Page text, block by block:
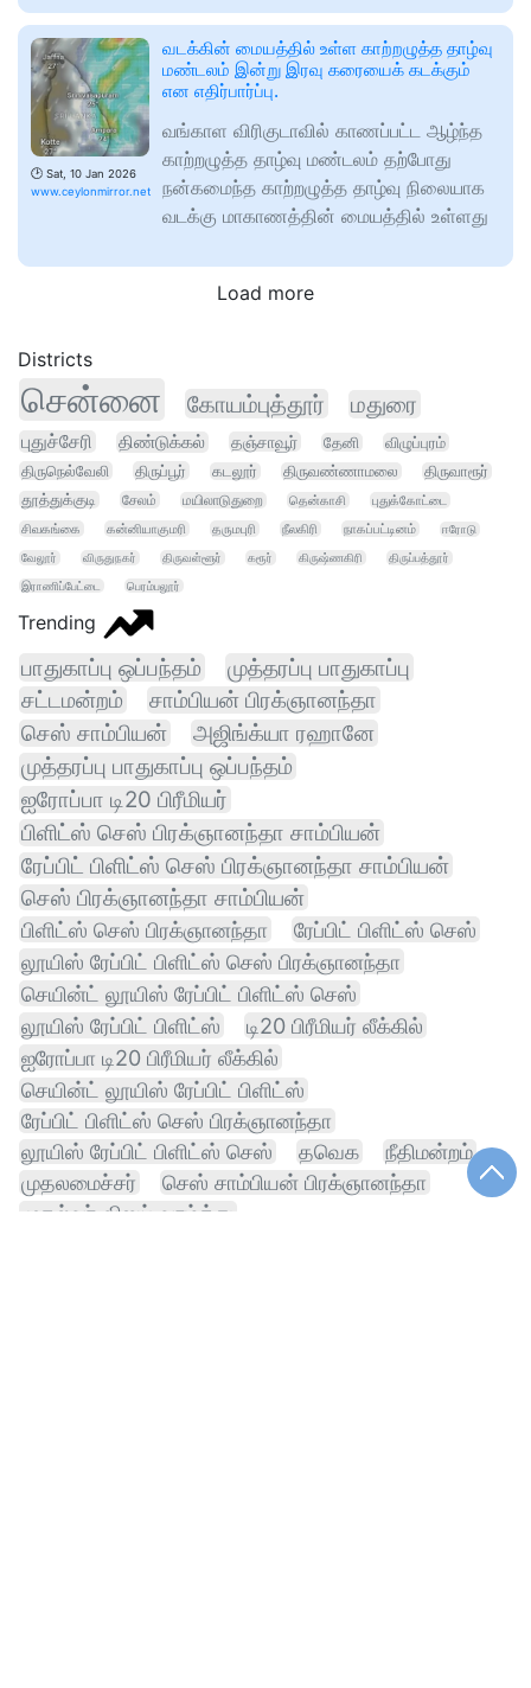
🕑 Sat, 10 Jan 2026
www.ceylonmirror.net
வடக்கின் மையத்தில் உள்ள காற்றழுத்த தாழ்வு
மண்டலம் இன்று இரவு கரையைக் கடக்கும்
என எதிர்பார்ப்பு.
வங்காள விரிகுடாவில் காணப்பட்ட ஆழ்ந்த
காற்றழுத்த தாழ்வு மண்டலம் தற்போது
நன்கமைந்த காற்றழுத்த தாழ்வு நிலையாக
வடக்கு மாகாணத்தின் மையத்தில் உள்ளது
Load more
Districts
சென்னை கோயம்புத்தூர் மதுரை
புதுச்சேரி திண்டுக்கல் தஞ்சாவூர் தேனி
விழுப்புரம்
திருநெல்வேலி
திருப்பூர் கடலூர் திருவண்ணாமலை
திருவாரூர்
தூத்துக்குடி
சேலம் மயிலாடுதுறை தென்காசி
புதுக்கோட்டை
சிவகங்கை
கன்னியாகுமரி தருமபுரி நீலகிரி நாகப்பட்டினம்
ஈரோடு
வேலூர்
விருதுநகர் திருவள்ளூர் கரூர் கிருஷ்ணகிரி திருப்பத்தூர்
இராணிப்பேட்டை பெரம்பலூர்
Trending
பாதுகாப்பு ஒப்பந்தம் முத்தரப்பு பாதுகாப்பு
சட்டமன்றம்
சாம்பியன் பிரக்ஞானந்தா
செஸ் சாம்பியன்
அஜிங்க்யா ரஹானே
முத்தரப்பு பாதுகாப்பு ஒப்பந்தம்
ஐரோப்பா டி20 பிரீமியர்
பிளிட்ஸ் செஸ் பிரக்ஞானந்தா சாம்பியன்
ரேப்பிட் பிளிட்ஸ் செஸ் பிரக்ஞானந்தா சாம்பியன்
செஸ் பிரக்ஞானந்தா சாம்பியன்
பிளிட்ஸ் செஸ் பிரக்ஞானந்தா
ரேப்பிட் பிளிட்ஸ் செஸ்
லூயிஸ் ரேப்பிட் பிளிட்ஸ் செஸ் பிரக்ஞானந்தா
செயின்ட் லூயிஸ் ரேப்பிட் பிளிட்ஸ் செஸ்
லூயிஸ் ரேப்பிட் பிளிட்ஸ்
டி20 பிரீமியர் லீக்கில்
ஐரோப்பா டி20 பிரீமியர் லீக்கில்
செயின்ட் லூயிஸ் ரேப்பிட் பிளிட்ஸ்
ரேப்பிட் பிளிட்ஸ் செஸ் பிரக்ஞானந்தா
லூயிஸ் ரேப்பிட் பிளிட்ஸ் செஸ்
தவெக
நீதிமன்றம்
முதலமைச்சர்
செஸ் சாம்பியன் பிரக்ஞானந்தா
முதல்வர் விஜய் வாழ்த்து